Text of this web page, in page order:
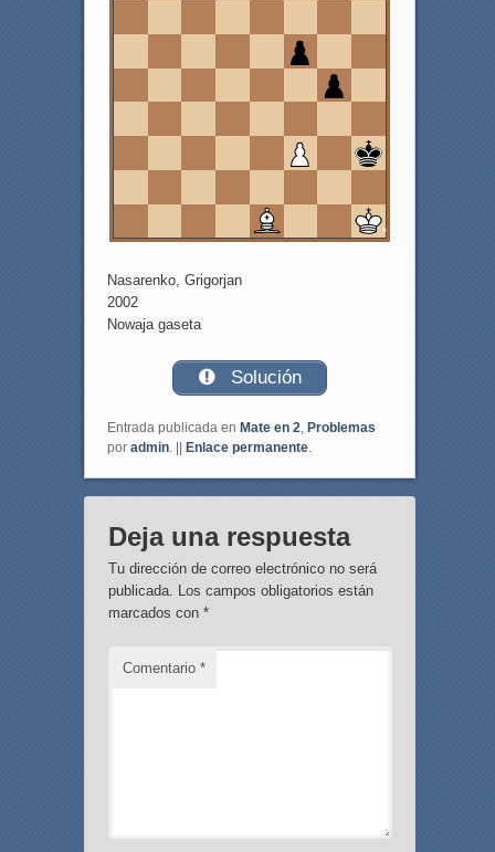
e h
Nasarenko, Grigorjan
2002
Nowaja gaseta
Solución
Entrada publicada en Mate en 2, Problemas
por admin. || Enlace permanente.
Deja una respuesta
Tu dirección de correo electrónico no será
publicada. Los campos obligatorios están
marcados con *
Comentario *